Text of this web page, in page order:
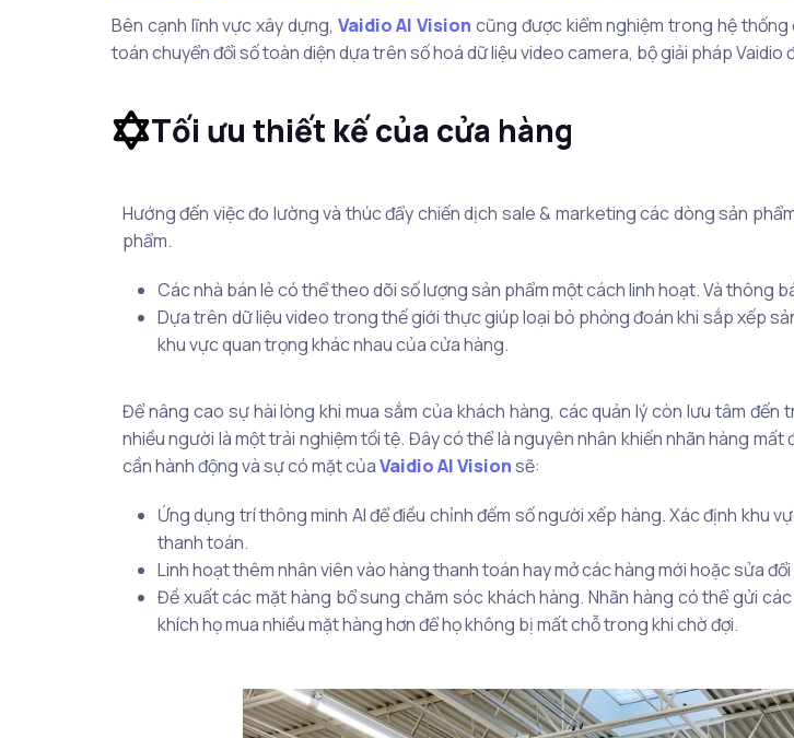
Bên cạnh lĩnh vực xây dựng, Vaidio AI Vision cũng được kiểm nghiệm trong hệ thống
toán chuyển đổi số toàn diện dựa trên số hoá dữ liệu video camera, bộ giải pháp
Tối ưu thiết kế của cửa hàng
Hướng đến việc đo lường và thúc đẩy chiến dịch sale & marketing các dòng sản
phẩm.
Các nhà bán lẻ có thể theo dõi số lượng sản phẩm một cách linh hoạt. Và thông
Dựa trên dữ liệu video trong thế giới thực giúp loại bỏ phỏng đoán khi sắp xếp
khu vực quan trọng khác nhau của cửa hàng.
Để nâng cao sự hài lòng khi mua sắm của khách hàng, các quản lý còn lưu tâm
nhiều người là một trải nghiệm tồi tệ. Đây có thể là nguyên nhân khiến nhãn hàng
cần hành động và sự có mặt củaVaidio AI Visionsẽ:
Ứng dụng trí thông minh AI để điều chỉnh đếm số người xếp hàng. Xác định khu
thanh toán.
Linh hoạt thêm nhân viên vào hàng thanh toán hay mở các hàng mới hoặc sửa
Đề xuất các mặt hàng bổ sung chăm sóc khách hàng. Nhãn hàng có thể gửi
khích họ mua nhiều mặt hàng hơn để họ không bị mất chỗ trong khi chờ đợi.